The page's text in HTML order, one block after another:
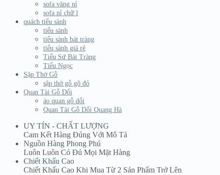
sofa văng nỉ
sofa nỉ chữ l
quách tiểu sành
tiểu sành
tiểu sành bát tràng
tiểu sành giá rẻ
Tiểu Sứ Bát Tràng
Tiểu Ngọc
Sập Thờ Gỗ
sập thờ gỗ gõ đỏ
Quan Tài Gỗ Dổi
áo quan gỗ dổi
Quan Tài Gỗ Dổi Quang Hà
UY TÍN - CHẤT LƯỢNG
Cam Kết Hàng Đúng Với Mô Tả
Nguồn Hàng Phong Phú
Luôn Luôn Có Đủ Mọi Mặt Hàng
Chiết Khấu Cao
Chiết Khấu Cao Khi Mua Từ 2 Sản Phẩm Trở Lên